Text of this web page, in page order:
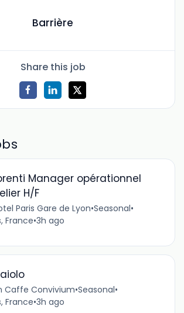
Barrière
Share this job
Manager opérationnel
H/F
Paris Gare de Lyon•Seasonal•
France•3h ago
Caffe Convivium•Seasonal•
France•3h ago